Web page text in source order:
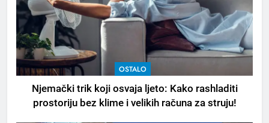
OSTALO
Njemački trik koji osvaja ljeto: Kako rashladiti
prostoriju bez klime i velikih računa za struju!